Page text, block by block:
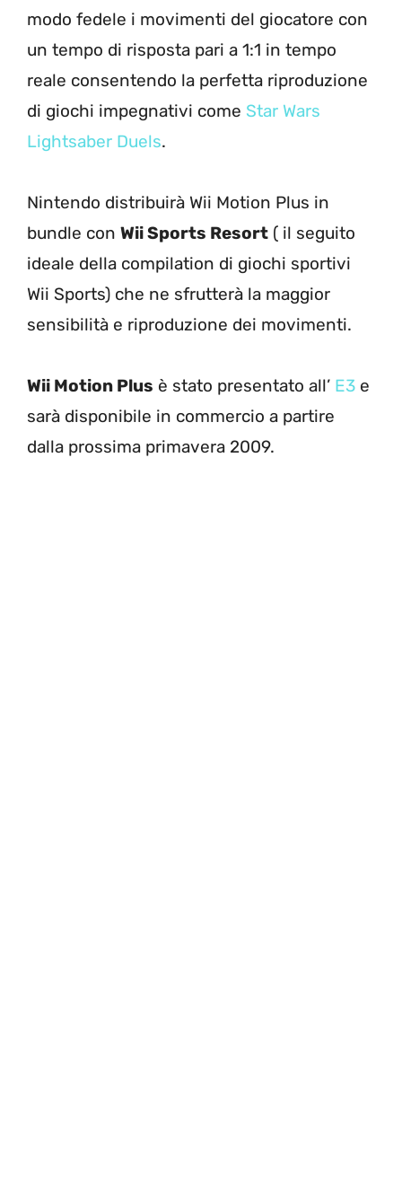
modo fedele i movimenti del giocatore con
un tempo di risposta pari a 1:1 in tempo
reale consentendo la perfetta riproduzione
di giochi impegnativi come Star Wars
Lightsaber Duels.
Nintendo distribuirà Wii Motion Plus in
bundle con Wii Sports Resort ( il seguito
ideale della compilation di giochi sportivi
Wii Sports) che ne sfrutterà la maggior
sensibilità e riproduzione dei movimenti.
Wii Motion Plus è stato presentato all’ E3 e
sarà disponibile in commercio a partire
dalla prossima primavera 2009.